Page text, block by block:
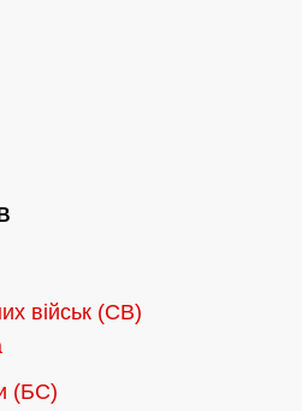
військ (СВ)
(БС)